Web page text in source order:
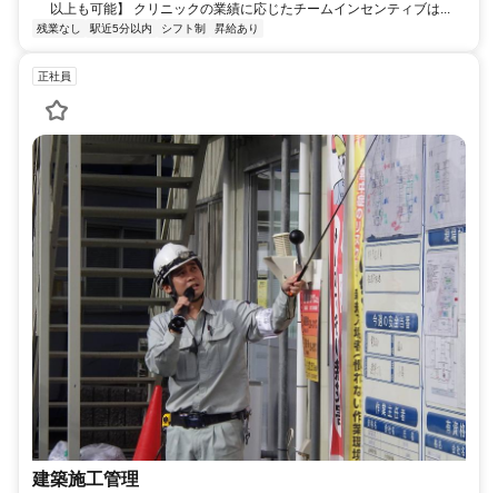
以上も可能】 クリニックの業績に応じたチームインセンティブは...
残業なし 駅近5分以内 シフト制 昇給あり
正社員
建築施工管理